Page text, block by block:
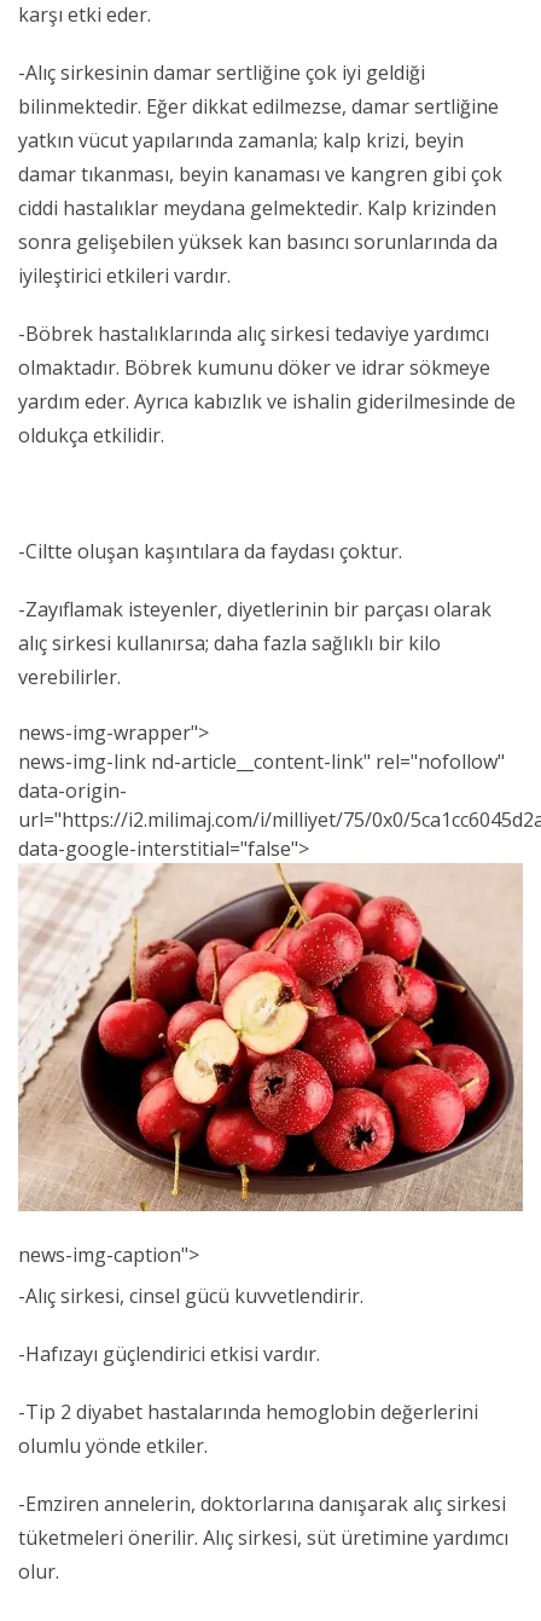
karşı etki eder.
-Alıç sirkesinin damar sertliğine çok iyi geldiği
bilinmektedir. Eğer dikkat edilmezse, damar sertliğine
yatkın vücut yapılarında zamanla; kalp krizi, beyin
damar tıkanması, beyin kanaması ve kangren gibi çok
ciddi hastalıklar meydana gelmektedir. Kalp krizinden
sonra gelişebilen yüksek kan basıncı sorunlarında da
iyileştirici etkileri vardır.
-Böbrek hastalıklarında alıç sirkesi tedaviye yardımcı
olmaktadır. Böbrek kumunu döker ve idrar sökmeye
yardım eder. Ayrıca kabızlık ve ishalin giderilmesinde de
oldukça etkilidir.
-Ciltte oluşan kaşıntılara da faydası çoktur.
-Zayıflamak isteyenler, diyetlerinin bir parçası olarak
alıç sirkesi kullanırsa; daha fazla sağlıklı bir kilo
verebilirler.
news-img-wrapper">
news-img-link nd-article__content-link" rel="nofollow"
data-origin-
url="https://i2.milimaj.com/i/milliyet/75/0x0/
data-google-interstitial="false">
news-img-caption">
-Alıç sirkesi, cinsel gücü kuvvetlendirir.
-Hafızayı güçlendirici etkisi vardır.
-Tip 2 diyabet hastalarında hemoglobin değerlerini
olumlu yönde etkiler.
-Emziren annelerin, doktorlarına danışarak alıç sirkesi
tüketmeleri önerilir. Alıç sirkesi, süt üretimine yardımcı
olur.